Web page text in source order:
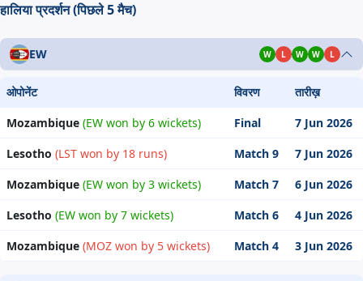
हालिया प्रदर्शन (पिछले 5 मैच)
EW W L W W L
ओपोनेंट विवरण
तारीख़
Mozambique (EW won by 6 wickets) Final
7 Jun 2026
Lesotho (LST won by 18 runs) Match 9
7 Jun 2026
Mozambique (EW won by 3 wickets) Match 7
6 Jun 2026
Lesotho (EW won by 7 wickets) Match 6
4 Jun 2026
Mozambique (MOZ won by 5 wickets) Match 4 3 Jun 2026